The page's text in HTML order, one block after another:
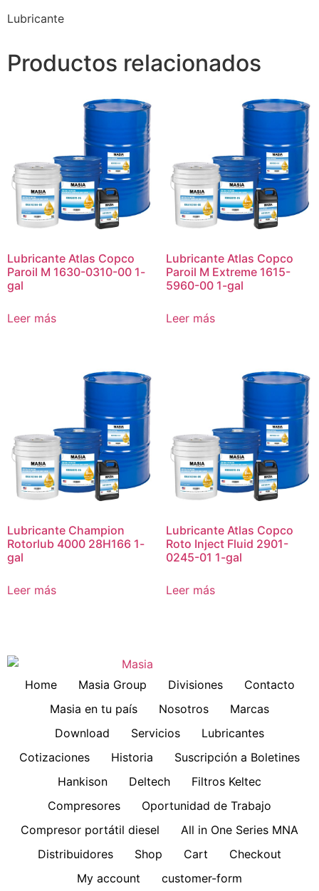
Lubricante
Productos relacionados
Lubricante Atlas Copco
Paroil M 1630-0310-00 1-
gal
Leer más
Lubricante Atlas Copco
Paroil M Extreme 1615-
5960-00 1-gal
Leer más
Lubricante Champion
Rotorlub 4000 28H166 1-
gal
Leer más
Lubricante Atlas Copco
Roto Inject Fluid 2901-
0245-01 1-gal
Leer más
Home Masia Group Divisiones
Contacto
Masia en tu país
Nosotros
Marcas
Download
Servicios
Lubricantes
Cotizaciones
Historia
Suscripción a Boletines
Hankison
Deltech
Filtros Keltec
Compresores
Oportunidad de Trabajo
Compresor portátil diesel
All in One Series MNA
Distribuidores
Shop Cart
Checkout
My account
customer-form